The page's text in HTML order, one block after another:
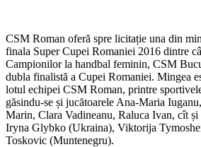
CSM Roman oferă spre licitație una din
finala Super Cupei Romaniei 2016 dintre
Campionilor la handbal feminin, CSM
dubla finalistă a Cupei Romaniei. Mingea
lotul echipei CSM Roman, printre
găsindu-se și jucătoarele Ana-Maria
Marin, Clara Vadineanu, Raluca Ivan, cît și
Iryna Glybko (Ukraina), Viktorija
Toskovic (Muntenegru).